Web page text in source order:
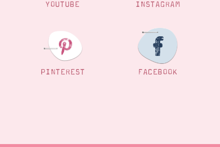
Impressum
YOUTUBE INSTAGRAM
PINTEREST FACEBOOK